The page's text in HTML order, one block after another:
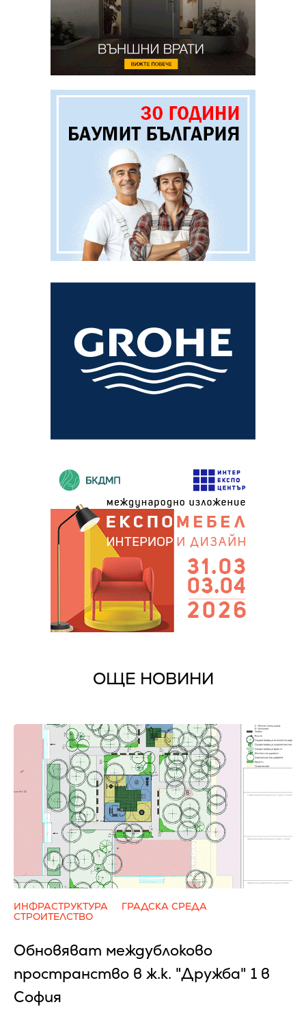
ОЩЕ НОВИНИ
ИНФРАСТРУКТУРА
ГРАДСКА СРЕДА
СТРОИТЕЛСТВО
Обновяват междублоково
пространство в ж.к. "Дружба" 1 в
София